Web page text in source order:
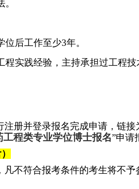
位后工作至少3年。
实践经验，主持承担过工程
册并登录报名完成申请，链接
工程类专业学位博士报名”申请
不符合报考条件的考生将不予